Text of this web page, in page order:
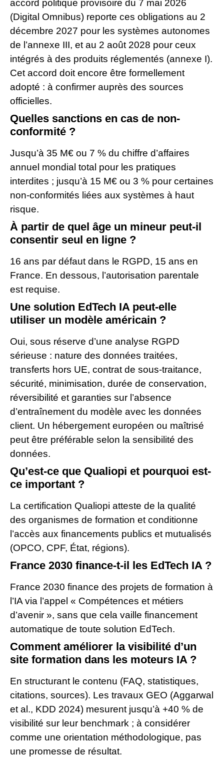
accord politique provisoire du 7 mai 2026
(Digital Omnibus) reporte ces obligations au 2
décembre 2027 pour les systèmes autonomes
de l’annexe III, et au 2 août 2028 pour ceux
intégrés à des produits réglementés (annexe I).
Cet accord doit encore être formellement
adopté : à confirmer auprès des sources
officielles.
Quelles sanctions en cas de non-
conformité ?
Jusqu’à 35 M€ ou 7 % du chiffre d’affaires
annuel mondial total pour les pratiques
interdites ; jusqu’à 15 M€ ou 3 % pour certaines
non-conformités liées aux systèmes à haut
risque.
À partir de quel âge un mineur peut-il
consentir seul en ligne ?
16 ans par défaut dans le RGPD, 15 ans en
France. En dessous, l’autorisation parentale
est requise.
Une solution EdTech IA peut-elle
utiliser un modèle américain ?
Oui, sous réserve d’une analyse RGPD
sérieuse : nature des données traitées,
transferts hors UE, contrat de sous-traitance,
sécurité, minimisation, durée de conservation,
réversibilité et garanties sur l’absence
d’entraînement du modèle avec les données
client. Un hébergement européen ou maîtrisé
peut être préférable selon la sensibilité des
données.
Qu’est-ce que Qualiopi et pourquoi est-
ce important ?
La certification Qualiopi atteste de la qualité
des organismes de formation et conditionne
l’accès aux financements publics et mutualisés
(OPCO, CPF, État, régions).
France 2030 finance-t-il les EdTech IA ?
France 2030 finance des projets de formation à
l’IA via l’appel « Compétences et métiers
d’avenir », sans que cela vaille financement
automatique de toute solution EdTech.
Comment améliorer la visibilité d’un
site formation dans les moteurs IA ?
En structurant le contenu (FAQ, statistiques,
citations, sources). Les travaux GEO (Aggarwal
et al., KDD 2024) mesurent jusqu’à +40 % de
visibilité sur leur benchmark ; à considérer
comme une orientation méthodologique, pas
une promesse de résultat.